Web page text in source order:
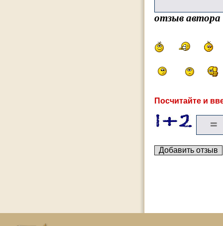
отзыв
Посчитайте и